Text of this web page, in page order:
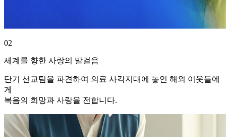
02
세계를 향한 사랑의 발걸음
단기 선교팀을 파견하여 의료 사각지대에 놓인 해외 이웃들에
게
복음의 희망과 사랑을 전합니다.